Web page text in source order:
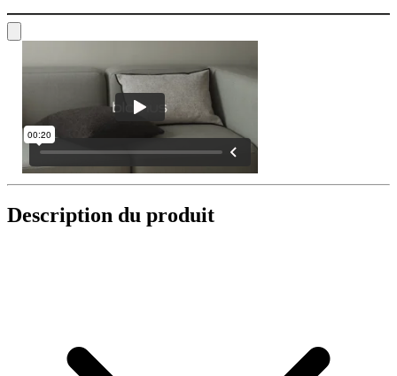
Description du produit